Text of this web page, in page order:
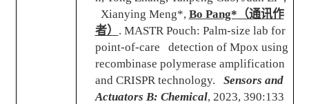
Xianying Meng*, Bo Pang* （通讯作
者） . MASTR Pouch: Palm-size lab for
point-of-care detection of Mpox using
recombinase polymerase amplification
and CRISPR technology. Sensors and
Actuators B: Chemical, 2023, 390:133